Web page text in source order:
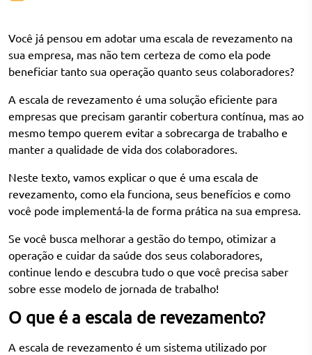
Você já pensou em adotar uma escala de revezamento na
sua empresa, mas não tem certeza de como ela pode
beneficiar tanto sua operação quanto seus colaboradores?
A escala de revezamento é uma solução eficiente para
empresas que precisam garantir cobertura contínua, mas ao
mesmo tempo querem evitar a sobrecarga de trabalho e
manter a qualidade de vida dos colaboradores.
Neste texto, vamos explicar o que é uma escala de
revezamento, como ela funciona, seus benefícios e como
você pode implementá-la de forma prática na sua empresa.
Se você busca melhorar a gestão do tempo, otimizar a
operação e cuidar da saúde dos seus colaboradores,
continue lendo e descubra tudo o que você precisa saber
sobre esse modelo de jornada de trabalho!
O que é a escala de revezamento?
A escala de revezamento é um sistema utilizado por